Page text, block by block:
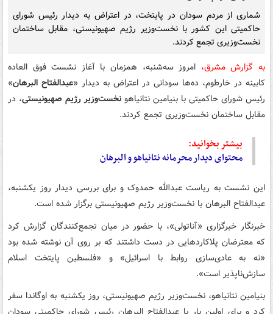
شماری از مردم سودان در پایتخت، در اعتراض به دیدار رئیس شورای
حاکمیتی این کشور با نخست‌وزیر رژیم صهیونیستی، مقابل ساختمان
نخست‌وزیری تجمع کردند.
به گزارش مشرق، امروز سه‌شنبه،‌ همزمان با آغاز نشست‌ فوق العاده
کابینه در خارطوم، ده‌ها سودانی در اعتراض به دیدار «عبدالفتاح البرهان»
رئیس شورای حاکمیتی با بنیامین نتانیاهو نخست‌وزیر رژیم صهیونیستی، در
مقابل ساختمان نخست‌وزیری تجمع کردند.
بیشتر بخوانید:
محتوای دیدار محرمانه نتانیاهو و البرهان
این نشست به ریاست عبدالله حمدوک و برای بررسی دیدار روز یکشنبه،‌
عبدالفتاح البرهان با نخست‌وزیر رژیم صهیونیستی برگزار شده است.
خبرنگار خبرگزاری «آناتولی»، با حضور در میان تجمع‌کنندگان گزارش کرد
که معترضان پلاکاردهایی در دست داشتند که بر روی آن نوشته شده بود
«نه به عادی‌سازی روابط با اسرائیل» و «فلسطین پایتخت اسلام
سازش‌ناپذیر است».
بنیامین نتانیاهو، نخست‌وزیر رژیم صهیونیستی، روز یکشنبه به اوگاندا سفر